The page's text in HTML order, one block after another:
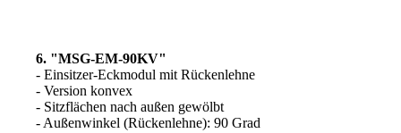
6. "MSG-EM-90KV"
- Einsitzer-Eckmodul mit Rückenlehne
- Version konvex
- Sitzflächen nach außen gewölbt
- Außenwinkel (Rückenlehne): 90 Grad